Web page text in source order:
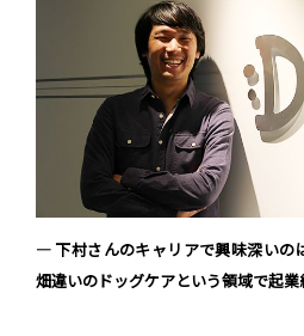
― 下村さんのキャリアで興味深いの
畑違いのドッグケアという領域で起業